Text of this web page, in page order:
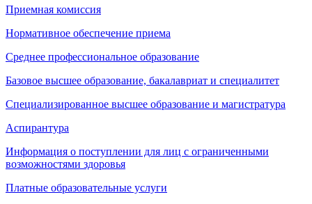
Приемная комиссия
Нормативное обеспечение приема
Среднее профессиональное образование
Базовое высшее образование, бакалавриат и специалитет
Специализированное высшее образование и магистратура
Аспирантура
Информация о поступлении для лиц с ограниченными
возможностями здоровья
Платные образовательные услуги